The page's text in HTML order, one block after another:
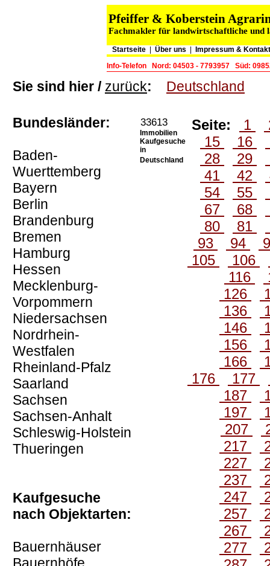
Pfeiffer & Koberstein
Fachmakler für landwirtschaftliche und
Startseite| Über uns
Impressum & Kontakt
Info-Telefon
Nord: 04503 - 7793957 Süd:
Sie sind hier / zurück: Deutschland
Bundesländer:
Baden-
Wuerttemberg
Bayern
Berlin
Brandenburg
Bremen
Hamburg
Hessen
Mecklenburg-
Vorpommern
Niedersachsen
Nordrhein-
Westfalen
Rheinland-Pfalz
Saarland
Sachsen
Sachsen-Anhalt
Schleswig-Holstein
Thueringen
Kaufgesuche
nach Objektarten:
Bauernhäuser
33613
Immobilien
Kaufgesuche
in
Deutschland
Seite: 1
15
16
28
29
41
42
54
55
67
68
80
81
93
94
105
106
116
126
136
146
156
166
176
177
187
197
207
217
227
237
247
257
267
277